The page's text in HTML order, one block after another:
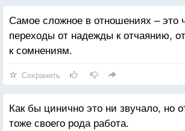
Самое сложное в отношениях – это
переходы от надежды к отчаянию,
к сомнениям.
Сохранить
Как бы цинично это ни звучало, но
тоже своего рода работа.